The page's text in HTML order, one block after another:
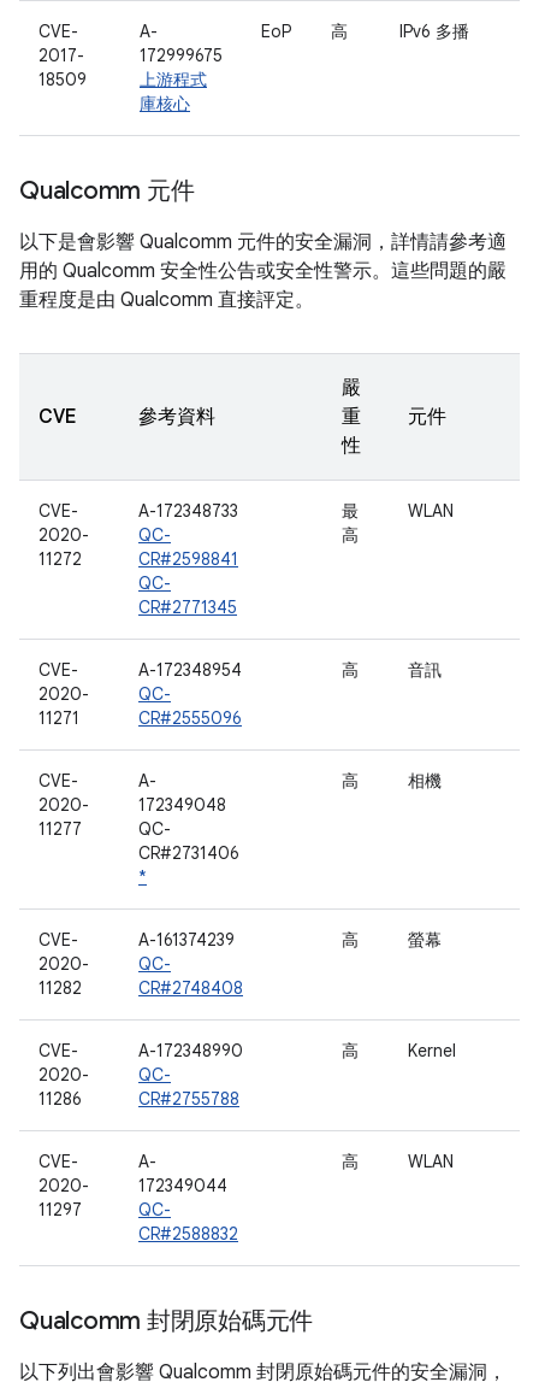
CVE-
2017-
18509
A-
172999675
上游程式
庫核心
EoP 高 IPv6 多播
Qualcomm 元件
以下是會影響 Qualcomm 元件的安全漏洞，詳情請參考適
用的 Qualcomm 安全性公告或安全性警示。這些問題的嚴
重程度是由 Qualcomm 直接評定。
CVE 參考資料
嚴
重
性
元件
CVE-
2020-
11272
A-172348733
QC-
CR#2598841
QC-
CR#2771345
最
高
WLAN
CVE-
2020-
11271
A-172348954
QC-
CR#2555096
高 音訊
CVE-
2020-
11277
A-
172349048
QC-
CR#2731406
*
高 相機
CVE-
2020-
11282
A-161374239
QC-
CR#2748408
高 螢幕
CVE-
2020-
11286
A-172348990
QC-
CR#2755788
高 Kernel
CVE-
2020-
11297
A-
172349044
QC-
CR#2588832
高 WLAN
Qualcomm 封閉原始碼元件
以下列出會影響 Qualcomm 封閉原始碼元件的安全漏洞，